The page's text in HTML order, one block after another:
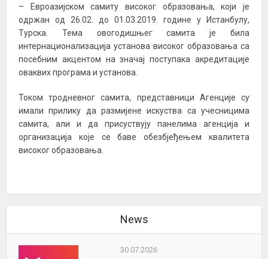
– Евроазијском самиту високог образовања, који је
одржан од 26.02. до 01.03.2019. године у Истанбулу,
Турска. Тема овогодишњег самита је била
интернационализација установа високог образовања са
посебним акцентом на значај поступака акредитације
оваквих програма и установа.
Током тродневног самита, представници Агенције су
имали прилику да размијене искуства са учесницима
самита, али и да присуствују панелима агенција и
организација које се баве обезбјеђењем квалитета
високог образовања.
News
30.07.2026